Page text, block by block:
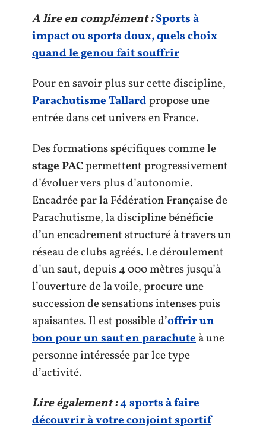
A lire en complément :Sports à
impact ou sports doux, quels choix
quand le genou fait souffrir
Pour en savoir plus sur cette discipline,
Parachutisme Tallardpropose une
entrée dans cet univers en France.
Des formations spécifiques comme le
stage PACpermettent progressivement
d’évoluer vers plus d’autonomie.
Encadrée par la Fédération Française de
Parachutisme, la discipline bénéficie
d’un encadrement structuré à travers un
réseau de clubs agréés. Le déroulement
d’un saut, depuis 4 000 mètres jusqu’à
l’ouverture de la voile, procure une
succession de sensations intenses puis
apaisantes. Il est possible d’offrir un
bon pour un saut en parachuteà une
personne intéressée par lce type
d’activité.
Lire également :4 sports à faire
découvrir à votre conjoint sportif